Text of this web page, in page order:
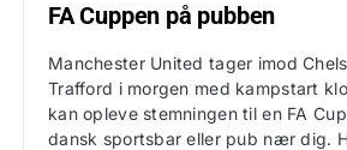
FA Cuppen på pubben
Manchester United tager imod
Trafford i morgen med kampstart
kan opleve stemningen til en FA
dansk sportsbar eller pub nær dig.